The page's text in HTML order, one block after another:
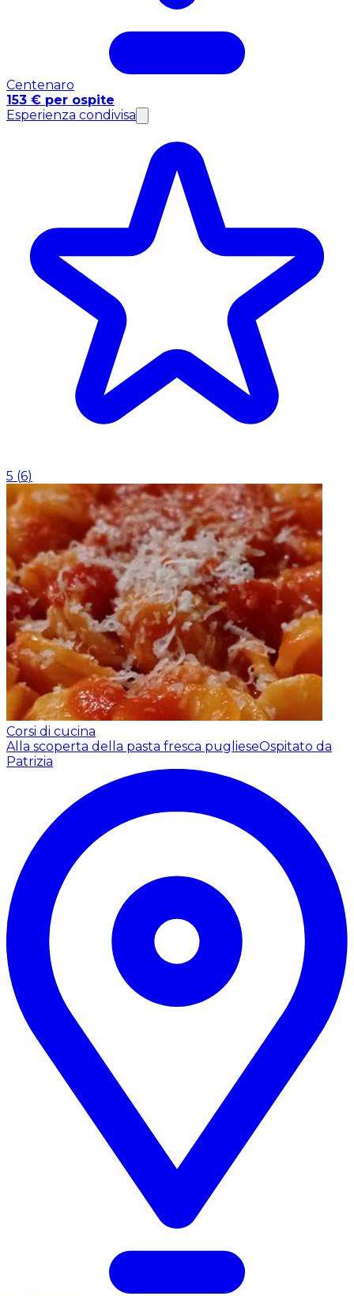
Centenaro
153 € per ospite
Esperienza condivisa
5 (6)
Corsi di cucina
Alla scoperta della pasta fresca puglieseOspitato da
Patrizia